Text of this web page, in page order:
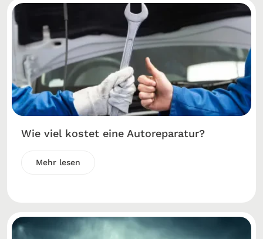
Wie viel kostet eine Autoreparatur?
Mehr lesen